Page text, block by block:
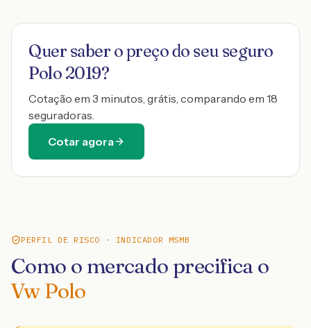
Quer saber o preço do seu seguro
Polo 2019?
Cotação em 3 minutos, grátis, comparando em 18
seguradoras.
Cotar agora
PERFIL DE RISCO · INDICADOR MSMB
Como o mercado precifica o
Vw Polo